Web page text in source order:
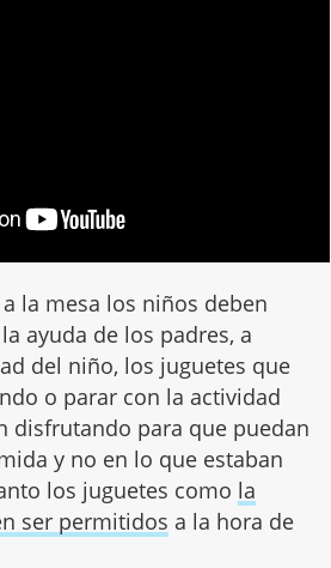
la mesa los niños deben
ayuda de los padres, a
del niño, los juguetes que
o parar con la actividad
disfrutando para que puedan
y no en lo que estaban
los juguetes como la
ser permitidos a la hora de